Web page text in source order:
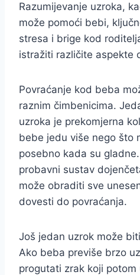
Razumijevanje uzroka,
može pomoći bebi,
stresa i brige kod
istražiti različite aspekte
Povraćanje kod beba
raznim čimbenicima.
uzroka je prekomjerna
bebe jedu više nego što
posebno kada su
probavni sustav
može obraditi sve
dovesti do povraćanja.
Još jedan uzrok može
Ako beba previše brzo
progutati zrak koji potom